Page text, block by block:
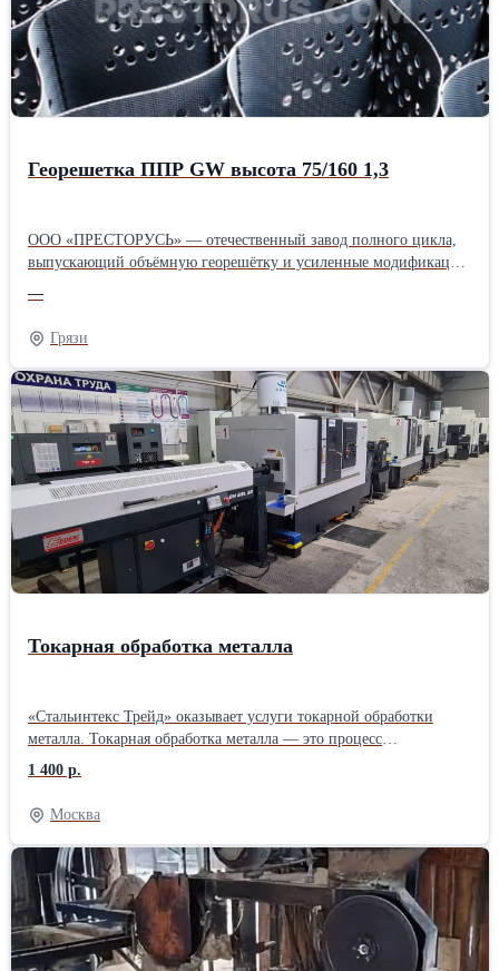
Георешетка ППР GW высота 75/160 1,3
ООО «ПРЕСТОРУСЬ» — отечественный завод полного цикла,
выпускающий объёмную георешётку и усиленные модификации
Предприятие с 25-летним опытом предлагает инженерное
сопровождение проектов и поставки по всей России, сокращая
бюджет объектов за счёт экономии сыпучих материалов и
ускорения монтажных работ. Продукция адаптирована к
сложному климату и высоким нагрузкам, что подтверждено
участием в более чем двух тысячах объектов в РФ и за рубежом.
—
Грязи
Токарная обработка металла
«Стальинтекс Трейд» оказывает услуги токарной обработки
металла. Токарная обработка металла — это процесс
механической обработки, при котором заготовка вращается
вокруг своей оси, а инструмент (обычно токарный резец)
перемещается по радиусу и длине детали, удаляя материал и
придавая изделию нужную форму и размеры. Этот метод
широко используется для создания цилиндрических, конусных и
других сложных форм. Токарная обработка применяется в
различных отраслях промышленности, таких как
машиностроение, автомобилестроение, авиастроение и других,
где требуется высокая точность изготовления деталей. Токарные
работы: от 1 400 руб./ч. Срочные токарные работы: от 2000 руб./
1 400 р.
Москва